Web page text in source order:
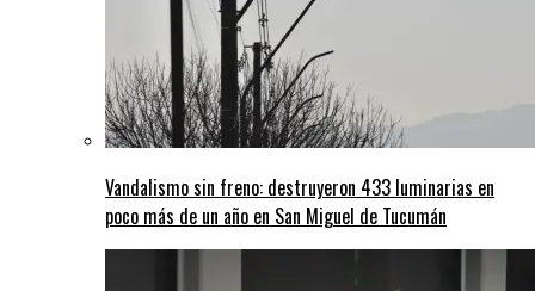
Vandalismo sin freno: destruyeron 433 luminarias en
poco más de un año en San Miguel de Tucumán